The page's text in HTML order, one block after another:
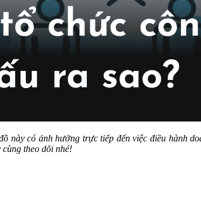
này có ảnh hưởng trực tiếp đến việc điều hành
theo dõi nhé!